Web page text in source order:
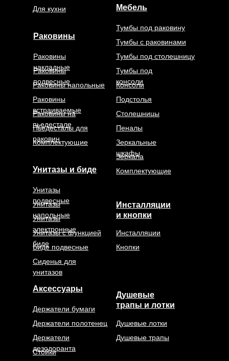
Для кухни
Душевые
трапы и лотки
Мебель
Раковины
подвесные
Раковины
накладные
Раковины
Унитазы и биде
Унитазы
подвесные
Унитазы
напольные
Инсталляции
и кнопки
Инсталляции
Кнопки
Унитазы с функцией
биде
Унитазы
электронные
Биде подвесные
Сиденья для
унитазов
Зеркальные
шкафы
Зеркала
Комплектующие
Тумбы под раковину
Раковины напольные
Раковины
встраиваемые
Раковины на
пьедестале
Пьедесталы для
раковин
Комплектующие
Держатели бумаги
Держатели
дезодоранта
Держатели полотенец
Стойки
Аксессуары
Тумбы с раковинами
Тумбы под столешницу
Тумбы под
консоли
Консоли
Подстолья
Душевые лотки
Душевые трапы
Пеналы
Столешницы